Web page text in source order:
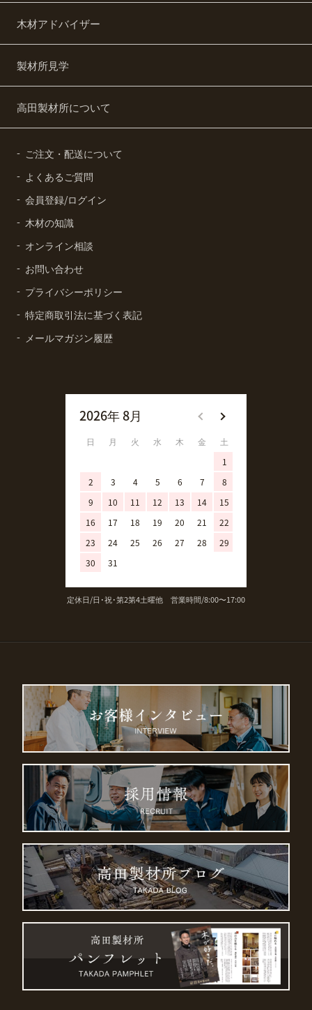
木材アドバイザー
製材所見学
高田製材所について
ご注文・配送について
よくあるご質問
会員登録/ログイン
木材の知識
オンライン相談
お問い合わせ
プライバシーポリシー
特定商取引法に基づく表記
メールマガジン履歴
2026年 8月
日 月 火 水 木 金
土
1
2
3 4 5 6 7
8
9
10 11 12 13 14
15
16
17 18 19 20 21
22
23
24 25 26 27 28
29
30
31
定休日/日･祝･第2第4土曜他 営業時間/8:00〜17:00